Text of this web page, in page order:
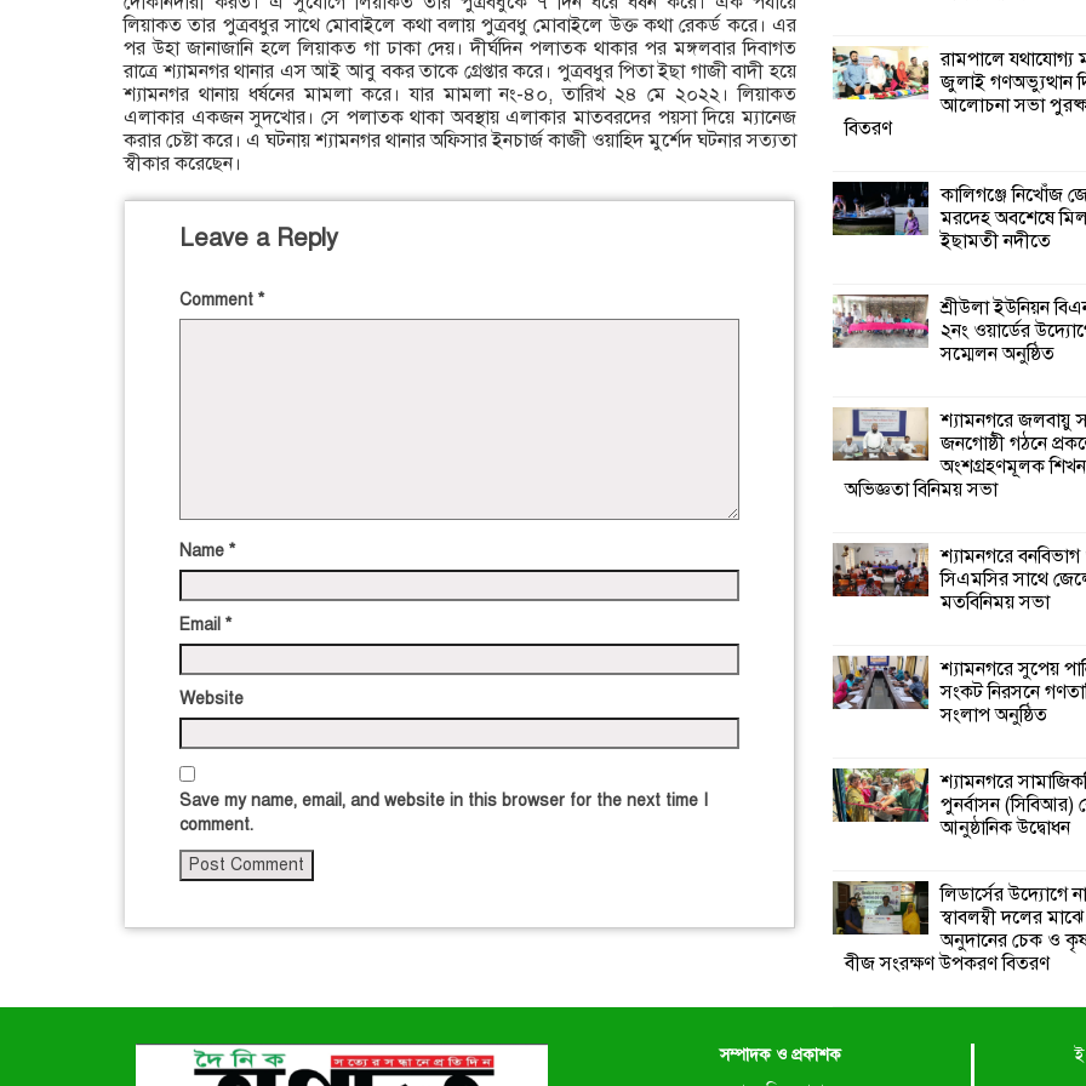
লিয়াকত তার পুত্রবধুর সাথে মোবাইলে কথা বলায় পুত্রবধু মোবাইলে উক্ত কথা রেকর্ড করে। এর
পর উহা জানাজানি হলে লিয়াকত গা ঢাকা দেয়। দীর্ঘদিন পলাতক থাকার পর মঙ্গলবার দিবাগত
রাত্রে শ্যামনগর থানার এস আই আবু বকর তাকে গ্রেপ্তার করে। পুত্রবধুর পিতা ইছা গাজী বাদী হয়ে
শ্যামনগর থানায় ধর্ষনের মামলা করে। যার মামলা নং-৪০, তারিখ ২৪ মে ২০২২। লিয়াকত
এলাকার একজন সুদখোর। সে পলাতক থাকা অবস্থায় এলাকার মাতবরদের পয়সা দিয়ে ম্যানেজ
করার চেষ্টা করে। এ ঘটনায় শ্যামনগর থানার অফিসার ইনচার্জ কাজী ওয়াহিদ মুর্শেদ ঘটনার সত্যতা
স্বীকার করেছেন।
Leave a Reply
Comment *
Name *
Email *
Website
Save my name, email, and website in this browser for the next time I
comment.
কালিগঞ্জে নিখোঁজ
মরদেহ অবশেষে
ইছামতী নদীতে
২নং ওয়ার্ডের
কর্মী সম্মেলন
সহনশীল জনগোষ্ঠী
প্রকল্পের
শিখন ও অভিজ্ঞতা বিনিময় সভা
শ্যামনগরে
সিএমসির সাথে
মতবিনিময় সভা
রামপালে যথাযোগ্য
জুলাই গণঅভ্যুত্থান
আলোচনা সভা
বিতরণ
কালিগঞ্জে নিখোঁজ
মরদেহ অবশেষে
ইছামতী নদীতে
শ্রীউলা ইউনিয়ন
২নং ওয়ার্ডের
সম্মেলন অনুষ্ঠিত
শ্যামনগরে জলবায়ু
জনগোষ্ঠী গঠনে
অংশগ্রহণমূলক
অভিজ্ঞতা বিনিময় সভা
শ্যামনগরে
সিএমসির সাথে
মতবিনিময় সভা
শ্যামনগরে সুপেয়
সংকট নিরসনে
সংলাপ অনুষ্ঠিত
শ্যামনগরে
পুনর্বাসন (সিবিআর)
আনুষ্ঠানিক উদ্বোধন
লিডার্সের উদ্যোগে
স্বাবলম্বী দলের মাঝে
অনুদানের চেক ও
বীজ সংরক্ষণ উপকরণ বিতরণ
সম্পাদক ও প্রকাশক